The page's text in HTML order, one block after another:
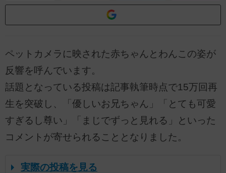
ペットカメラに映された赤ちゃんとわんこの姿が
反響を呼んでいます。
話題となっている投稿は記事執筆時点で15万回再
生を突破し、「優しいお兄ちゃん」「とても可愛
すぎるし尊い」「まじでずっと見れる」といった
コメントが寄せられることとなりました。
実際の投稿を見る